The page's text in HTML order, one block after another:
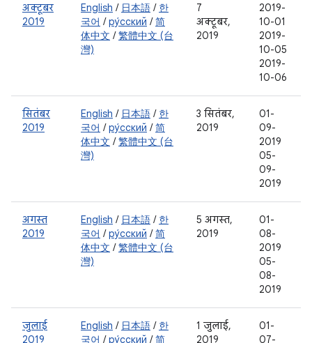
अक्टूबर
2019
English / 日本語 / 한
국어 /ру́сский /简
体中文 /繁體中文 (台
灣)
7
अक्टूबर,
2019
2019-
10-01
2019-
10-05
2019-
10-06
सितंबर
2019
English / 日本語 / 한
국어 /ру́сский /简
体中文 /繁體中文 (台
灣)
3 सितंबर,
2019
01-
09-
2019
05-
09-
2019
अगस्त
2019
English / 日本語 / 한
국어 /ру́сский /简
体中文 /繁體中文 (台
灣)
5 अगस्त,
2019
01-
08-
2019
05-
08-
2019
जुलाई
2019
English / 日本語 / 한
국어 /ру́сский /简
1 जुलाई,
2019
01-
07-